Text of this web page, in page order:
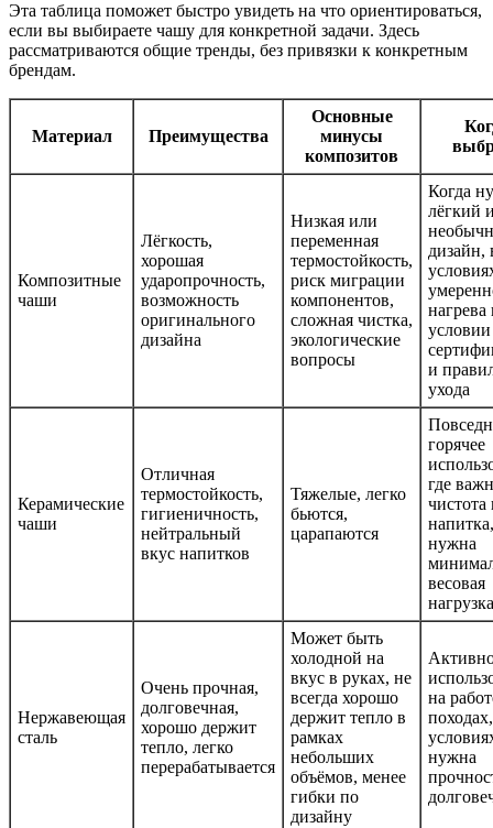
Эта таблица поможет быстро увидеть на что ориентироваться,
если вы выбираете чашу для конкретной задачи. Здесь
рассматриваются общие тренды, без привязки к конкретным
брендам.
Материал Преимущества
Основные
минусы
композитов
Композитные
чаши
Лёгкость,
хорошая
ударопрочность,
возможность
оригинального
дизайна
Низкая или
переменная
термостойкость,
риск миграции
компонентов,
сложная чистка,
экологические
вопросы
Когда
лёгкий
дизайн,
нагрева
условии
и
ухода
Керамические
чаши
Отличная
термостойкость,
гигиеничность,
нейтральный
вкус напитков
Тяжелые, легко
бьются,
царапаются
горячее
где
чистота
нужна
весовая
нагрузка
Нержавеющая
сталь
Очень прочная,
долговечная,
хорошо держит
тепло, легко
перерабатывается
Может быть
холодной на
вкус в руках, не
всегда хорошо
держит тепло в
рамках
небольших
объёмов, менее
гибки по
дизайну
на
нужна